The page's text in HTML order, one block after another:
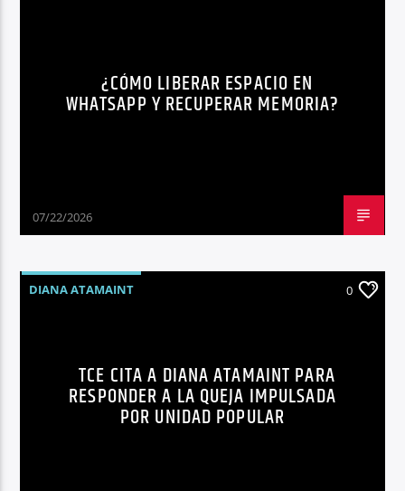
¿CÓMO LIBERAR ESPACIO EN
WHATSAPP Y RECUPERAR MEMORIA?
07/22/2026
DIANA ATAMAINT 0
TCE CITA A DIANA ATAMAINT PARA
RESPONDER A LA QUEJA IMPULSADA
POR UNIDAD POPULAR